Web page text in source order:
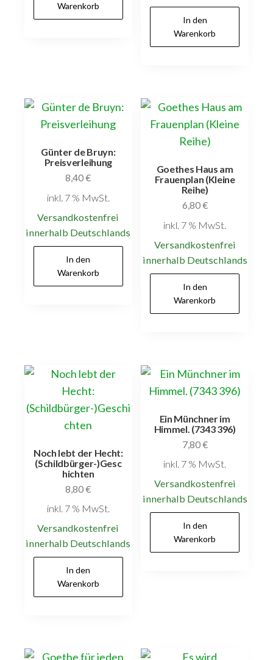
Warenkorb
In den
Warenkorb
Günter de Bruyn:
Preisverleihung
8,40€
inkl. 7 % MwSt.
Versandkostenfrei
innerhalb Deutschlands
In den
Warenkorb
Goethes Haus am
Frauenplan (Kleine
Reihe)
6,80€
inkl. 7 % MwSt.
Versandkostenfrei
innerhalb Deutschlands
In den
Warenkorb
Noch lebt der Hecht:
(Schildbürger-)Gesc
hichten
8,80€
inkl. 7 % MwSt.
Versandkostenfrei
innerhalb Deutschlands
In den
Warenkorb
Ein Münchner im
Himmel. (7343 396)
7,80€
inkl. 7 % MwSt.
Versandkostenfrei
innerhalb Deutschlands
In den
Warenkorb